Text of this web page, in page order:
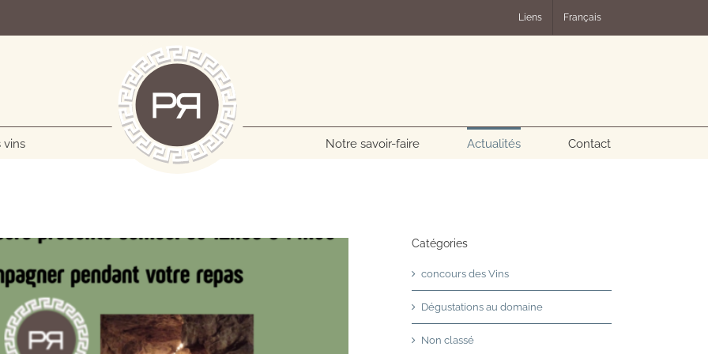
Liens Français
vins Notre savoir-faire Actualités Contact
Catégories
concours des Vins
Dégustations au domaine
Non classé